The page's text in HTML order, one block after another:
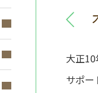
大正
サポー